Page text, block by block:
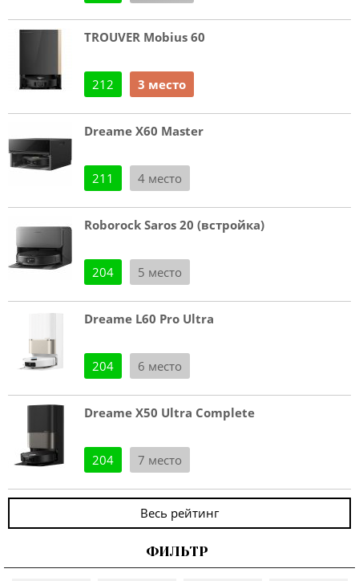
TROUVER Mobius 60
212 3 место
Dreame X60 Master
211 4 место
Roborock Saros 20 (встройка)
204 5 место
Dreame L60 Pro Ultra
204 6 место
Dreame X50 Ultra Complete
204 7 место
Весь рейтинг
ФИЛЬТР